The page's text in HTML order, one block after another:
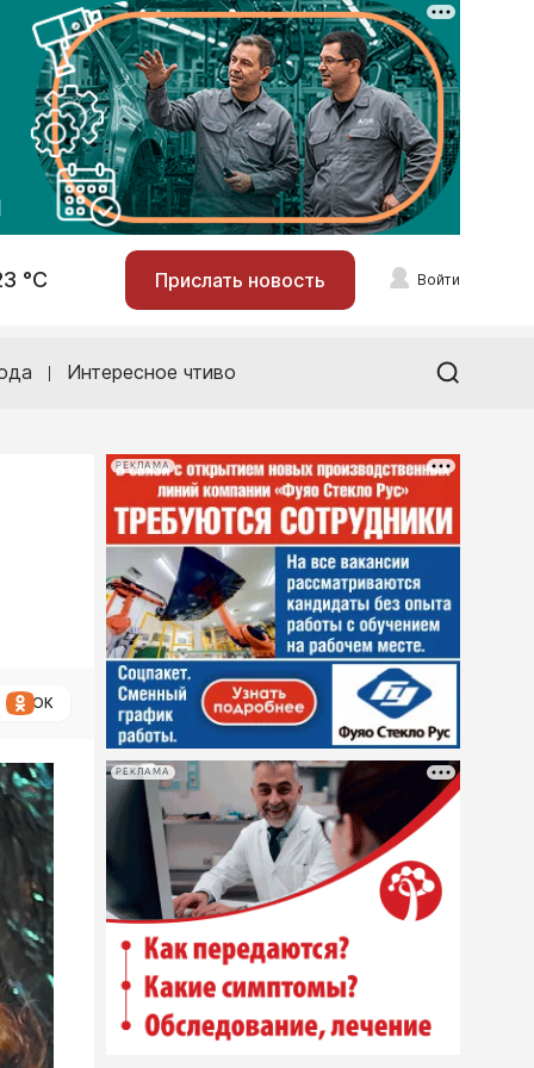
°С Прислать новость Войти
Интересное чтиво
ОК
РЕКЛАМА
РЕКЛАМА